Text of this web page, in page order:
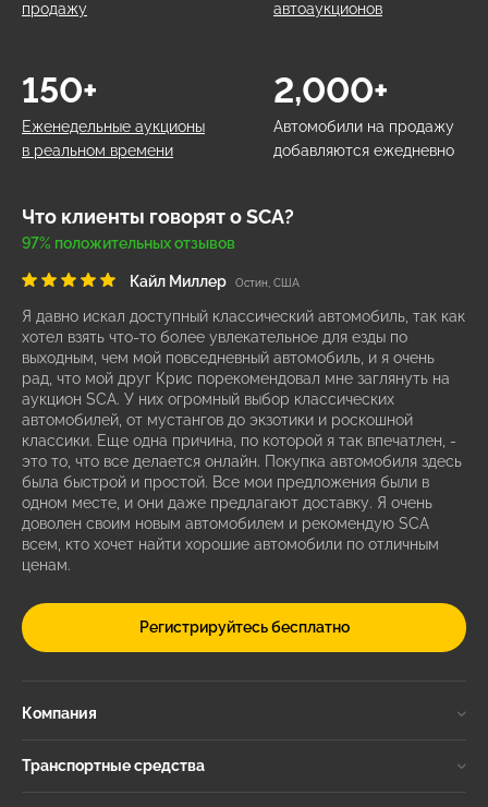
продажу
автоаукционов
Еженедельные аукционы
в реальном времени
150+
Автомобили на продажу
добавляются ежедневно
2,000+
Что клиенты говорят о SCA?
97% положительных отзывов
Кайл Миллер Остин, США
Я давно искал доступный классический автомобиль, так как
хотел взять что-то более увлекательное для езды по
выходным, чем мой повседневный автомобиль, и я очень
рад, что мой друг Крис порекомендовал мне заглянуть на
аукцион SCA. У них огромный выбор классических
автомобилей, от мустангов до экзотики и роскошной
классики. Еще одна причина, по которой я так впечатлен, -
это то, что все делается онлайн. Покупка автомобиля здесь
была быстрой и простой. Все мои предложения были в
одном месте, и они даже предлагают доставку. Я очень
доволен своим новым автомобилем и рекомендую SCA
всем, кто хочет найти хорошие автомобили по отличным
ценам.
Регистрируйтесь бесплатно
Компания
Транспортные средства